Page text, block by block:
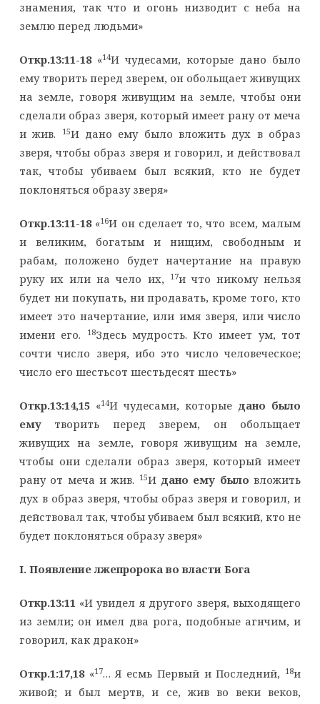
знамения, так что и огонь низводит с неба на
землю перед людьми»
Откр.13:11-18«14И чудесами, которые дано было
ему творить перед зверем, он обольщает живущих
на земле, говоря живущим на земле, чтобы они
сделали образ зверя, который имеет рану от меча
и жив.
15И дано ему было вложить дух в образ
зверя, чтобы образ зверя и говорил, и действовал
так, чтобы убиваем был всякий, кто не будет
поклоняться образу зверя»
Откр.13:11-18«16И он сделает то, что всем, малым
и великим, богатым и нищим, свободным и
рабам, положено будет начертание на правую
руку их или на чело их,
17и что никому нельзя
будет ни покупать, ни продавать, кроме того, кто
имеет это начертание, или имя зверя, или число
имени его.
18Здесь мудрость. Кто имеет ум, тот
сочти число зверя, ибо это число человеческое;
число его шестьсот шестьдесят шесть»
Откр.13:14,15«14И чудесами, которые дано было
емутворить перед зверем, он обольщает
живущих на земле, говоря живущим на земле,
чтобы они сделали образ зверя, который имеет
рану от меча и жив. 15И дано ему было вложить
дух в образ зверя, чтобы образ зверя и говорил, и
действовал так, чтобы убиваем был всякий, кто не
будет поклоняться образу зверя»
I. Появление лжепророка во власти Бога
Откр.13:11«И увидел я другого зверя, выходящего
из земли; он имел два рога, подобные агнчим, и
говорил, как дракон»
Откр.1:17,18«17… Я есмь Первый и Последний, 18и
живой; и был мертв, и се, жив во веки веков,